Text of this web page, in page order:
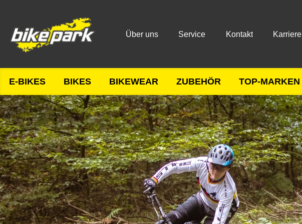
Über uns Service Kontakt Karriere
E-BIKES BIKES BIKEWEAR ZUBEHÖR TOP-MARKEN